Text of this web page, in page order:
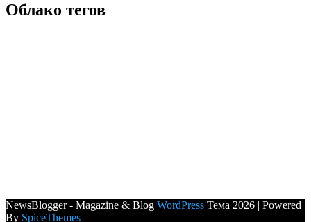
Облако тегов
NewsBlogger - Magazine & Blog WordPress Тема 2026 | Powered
By SpiceThemes